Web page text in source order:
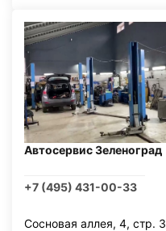
Автосервис Зеленоград
+7 (495) 431-00-33
Сосновая аллея, 4, стр. 3